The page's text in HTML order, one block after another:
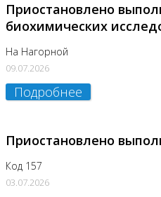
Приостановлено
биохимических
На Нагорной
09.07.2026
Подробнее
Приостановлено
Код 157
03.07.2026